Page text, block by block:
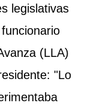
legislativas
(LLA)
"Lo